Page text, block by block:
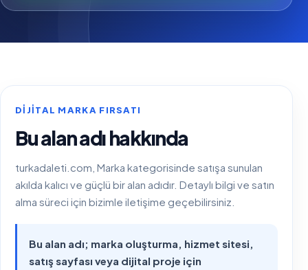
DIJITAL MARKA FIRSATI
Bu alan adı hakkında
turkadaleti.com, Marka kategorisinde satışa sunulan
akılda kalıcı ve güçlü bir alan adıdır. Detaylı bilgi ve satın
alma süreci için bizimle iletişime geçebilirsiniz.
Bu alan adı; marka oluşturma, hizmet sitesi,
satış sayfası veya dijital proje için